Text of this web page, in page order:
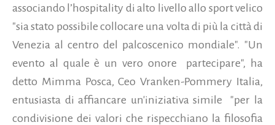
associando l’hospitality di alto livello allo sport velico
"sia stato possibile collocare una volta di più la città di
Venezia al centro del palcoscenico mondiale". "Un
evento al quale è un vero onore partecipare", ha
detto Mimma Posca, Ceo Vranken-Pommery Italia,
entusiasta di affiancare un'iniziativa simile "per la
condivisione dei valori che rispecchiano la filosofia